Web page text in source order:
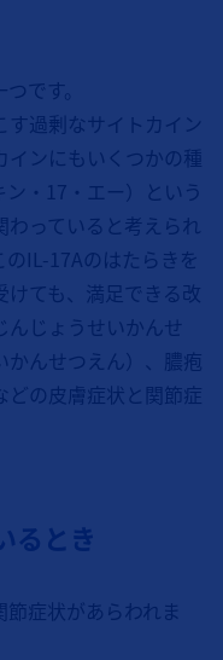
です。
過剰なサイトカイン
インにもいくつかの種
・17・エー）という
っていると考えられ
のIL-17Aのはたらきを
ても、満足できる改
じょうせいかんせ
かんせつえん）、膿疱
の皮膚症状と関節症
るとき
症状があらわれま